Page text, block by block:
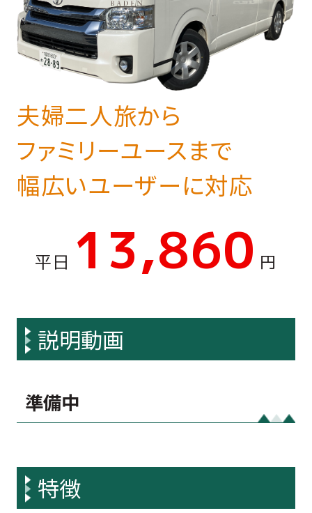
夫婦二人旅から
ファミリーユースまで
幅広いユーザーに対応
平日 13,860 円
説明動画
準備中
特徴